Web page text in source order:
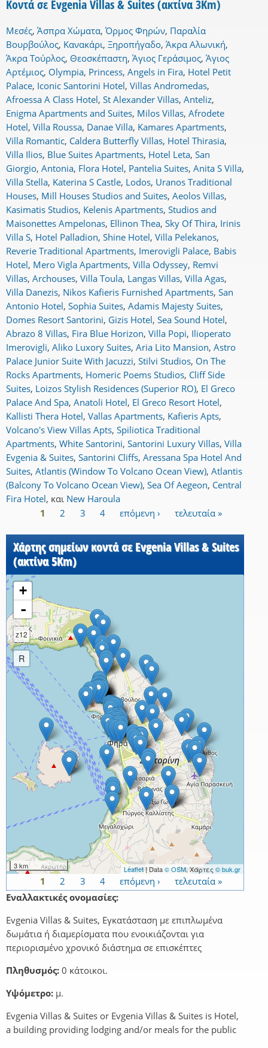
Κοντά σε Evgenia Villas & Suites (ακτίνα 3Km)
Μεσές, Άσπρα Χώματα,Όρμος Φηρών, Παραλία
Βουρβούλος, Κανακάρι, Ξηροπήγαδο, Άκρα Αλωνική,
Άκρα Τούρλος, Θεοσκέπαστη, Άγιος Γεράσιμος, Άγιος
Αρτέμιος, Olympia, Princess, Angels in Fira, Hotel Petit
Palace, Iconic Santorini Hotel, Villas Andromedas,
Afroessa A Class Hotel, St Alexander Villas, Anteliz,
Enigma Apartments and Suites, Milos Villas, Afrodete
Hotel, Villa Roussa, Danae Villa, Kamares Apartments,
Villa Romantic, Caldera Butterfly Villas, Hotel Thirasia,
Villa Ilios, Blue Suites Apartments, Hotel Leta, San
Giorgio, Antonia, Flora Hotel, Pantelia Suites, Anita S Villa,
Villa Stella, Katerina S Castle, Lodos, Uranos Traditional
Houses, Mill Houses Studios and Suites, Aeolos Villas,
Kasimatis Studios, Kelenis Apartments, Studios and
Maisonettes Ampelonas, Ellinon Thea, Sky Of Thira, Irinis
Villa S, Hotel Palladion, Shine Hotel, Villa Pelekanos,
Reverie Traditional Apartments, Imerovigli Palace, Babis
Hotel, Mero Vigla Apartments, Villa Odyssey, Remvi
Villas, Archouses, Villa Toula, Langas Villas, Villa Agas,
Villa Danezis, Nikos Kafieris Furnished Apartments, San
Antonio Hotel, Sophia Suites, Adamis Majesty Suites,
Domes Resort Santorini, Gizis Hotel, Sea Sound Hotel,
Abrazo 8 Villas, Fira Blue Horizon, Villa Popi, Ilioperato
Imerovigli, Aliko Luxory Suites, Aria Lito Mansion, Astro
Palace Junior Suite With Jacuzzi, Stilvi Studios, On The
Rocks Apartments, Homeric Poems Studios, Cliff Side
Suites, Loizos Stylish Residences (Superior RO), El Greco
Palace And Spa, Anatoli Hotel, El Greco Resort Hotel,
Kallisti Thera Hotel, Vallas Apartments, Kafieris Apts,
Volcano's View Villas Apts, Spiliotica Traditional
Apartments, White Santorini, Santorini Luxury Villas, Villa
Evgenia & Suites, Santorini Cliffs, Aressana Spa Hotel And
Suites, Atlantis (Window To Volcano Ocean View), Atlantis
(Balcony To Volcano Ocean View), Sea Of Aegeon, Central
Fira Hotel, και New Haroula
1 2 3 4 επόμενη › τελευταία »
Χάρτης σημείων κοντά σε Evgenia Villas & Suites
(ακτίνα 5Km)
+
-
z12
R
3 km Leaflet| Data© OSM, Χάρτες © buk.gr
Σελίδες
1 2 3 4 επόμενη ›
τελευταία »
Εναλλακτικές ονομασίες:
Evgenia Villas & Suites, Εγκατάσταση με επιπλωμένα
δωμάτια ή διαμερίσματα που ενοικιάζονται για
περιορισμένο χρονικό διάστημα σε επισκέπτες
Πληθυσμός: 0 κάτοικοι.
Υψόμετρο: μ.
Evgenia Villas & Suites or Evgenia Villas & Suites is Hotel,
a building providing lodging and/or meals for the public